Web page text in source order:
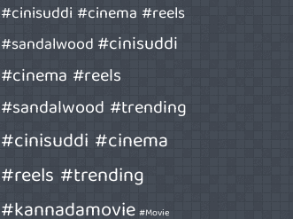
#cinisuddi #cinema #reels
#sandalwood#cinisuddi
#cinema #reels
#sandalwood #trending
#cinisuddi #cinema
#reels #trending
#kannadamovie #Movie